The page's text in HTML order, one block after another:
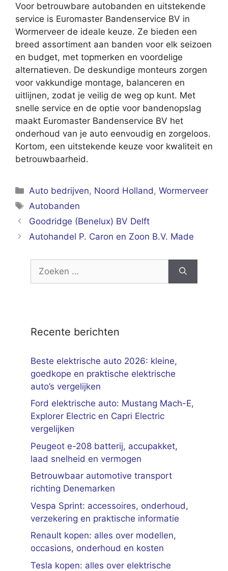
Voor betrouwbare autobanden en uitstekende
service is Euromaster Bandenservice BV in
Wormerveer de ideale keuze. Ze bieden een
breed assortiment aan banden voor elk seizoen
en budget, met topmerken en voordelige
alternatieven. De deskundige monteurs zorgen
voor vakkundige montage, balanceren en
uitlijnen, zodat je veilig de weg op kunt. Met
snelle service en de optie voor bandenopslag
maakt Euromaster Bandenservice BV het
onderhoud van je auto eenvoudig en zorgeloos.
Kortom, een uitstekende keuze voor kwaliteit en
betrouwbaarheid.
Categorieën
Auto bedrijven, Noord Holland ,Wormerveer
Tags
Autobanden
Goodridge (Benelux) BV Delft
Autohandel P. Caron en Zoon B.V. Made
naar:
Recente berichten
Beste elektrische auto 2026: kleine,
goedkope en praktische elektrische
auto’s vergelijken
Ford elektrische auto: Mustang Mach-E,
Explorer Electric en Capri Electric
vergelijken
Peugeot e-208 batterij, accupakket,
laad snelheid en vermogen
Betrouwbaar automotive transport
richting Denemarken
Vespa Sprint: accessoires, onderhoud,
verzekering en praktische informatie
Renault kopen: alles over modellen,
occasions, onderhoud en kosten
Tesla kopen: alles over elektrische